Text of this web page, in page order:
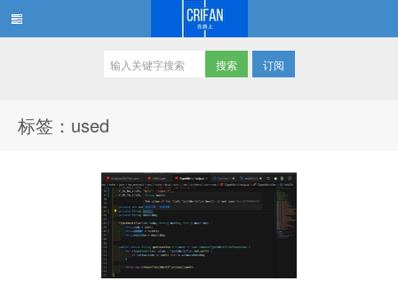
订阅
标签：used